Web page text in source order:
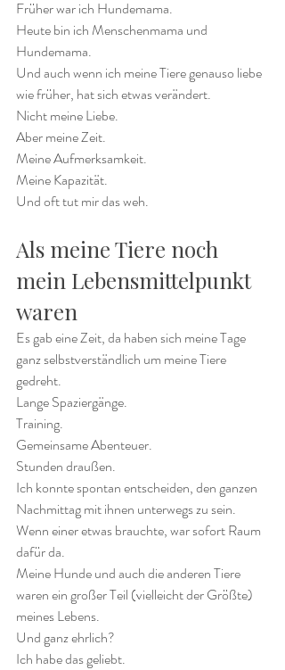
Früher war ich Hundemama.
Heute bin ich Menschenmama und
Hundemama.
Und auch wenn ich meine Tiere genauso liebe
wie früher, hat sich etwas verändert.
Nicht meine Liebe.
Aber meine Zeit.
Meine Aufmerksamkeit.
Meine Kapazität.
Und oft tut mir das weh.
Als meine Tiere noch
mein Lebensmittelpunkt
waren
Es gab eine Zeit, da haben sich meine Tage
ganz selbstverständlich um meine Tiere
gedreht.
Lange Spaziergänge.
Training.
Gemeinsame Abenteuer.
Stunden draußen.
Ich konnte spontan entscheiden, den ganzen
Nachmittag mit ihnen unterwegs zu sein.
Wenn einer etwas brauchte, war sofort Raum
dafür da.
Meine Hunde und auch die anderen Tiere
waren ein großer Teil (vielleicht der Größte)
meines Lebens.
Und ganz ehrlich?
Ich habe das geliebt.